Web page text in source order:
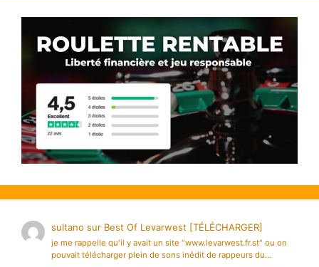
sultano sur Best Of Levarwest [TÉLÉCHARGER]
je me rappelle qu'il y avait un site "www.levarwest.fr.st" ou on
pouvait télécharger plein de sons inédit de rappeurs du…